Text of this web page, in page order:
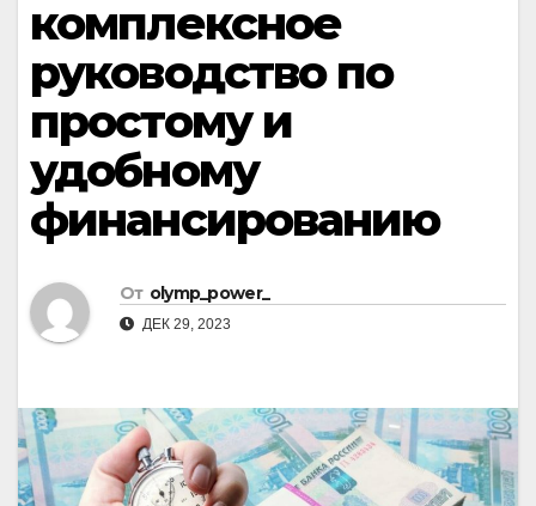
комплексное
руководство по
простому и
удобному
финансированию
От olymp_power_
ДЕК 29, 2023